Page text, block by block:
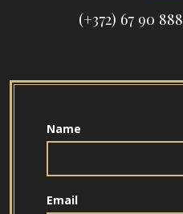
(+372) 67 90
Name
Email